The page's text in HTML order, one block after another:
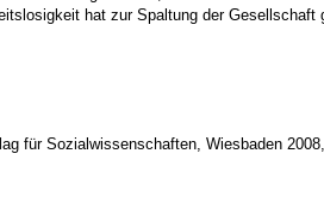
hat zur Spaltung der Gesellschaft
für Sozialwissenschaften, Wiesbaden 2008,